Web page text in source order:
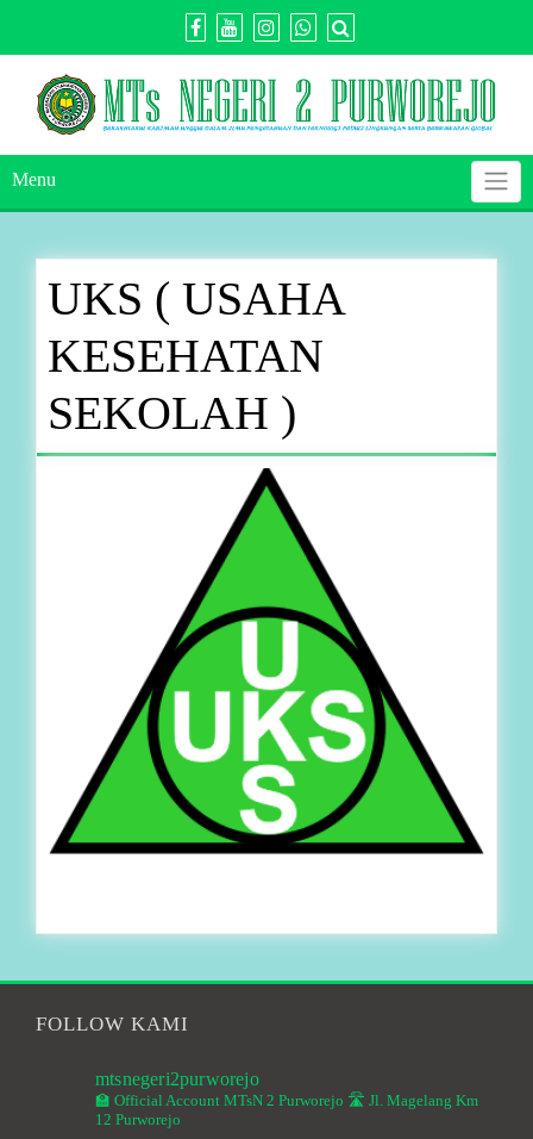
Menu
UKS ( USAHA
KESEHATAN
SEKOLAH )
FOLLOW KAMI
mtsnegeri2purworejo
🏫 Official Account MTsN 2 Purworejo 🛣️ Jl. Magelang Km
12 Purworejo